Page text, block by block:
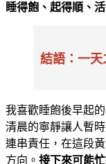
睡得飽、起得順、活
結語：一
我喜歡睡飽後早起
清晨的寧靜讓人暫
連串責任，在這段
方向。 接下來可能